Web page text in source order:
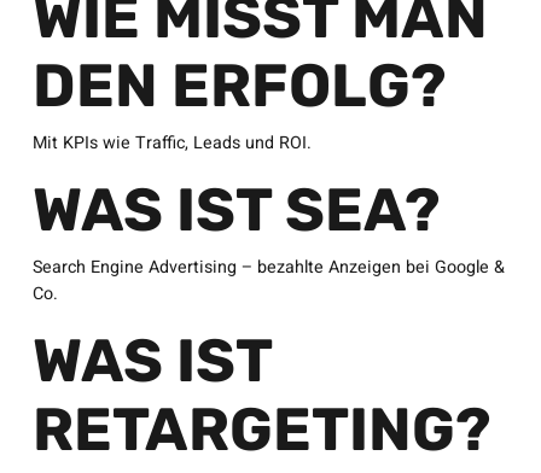
WIE MISST MAN
DEN ERFOLG?
Mit KPIs wie Traffic, Leads und ROI.
WAS IST SEA?
Search Engine Advertising – bezahlte Anzeigen bei Google &
Co.
WAS IST
RETARGETING?